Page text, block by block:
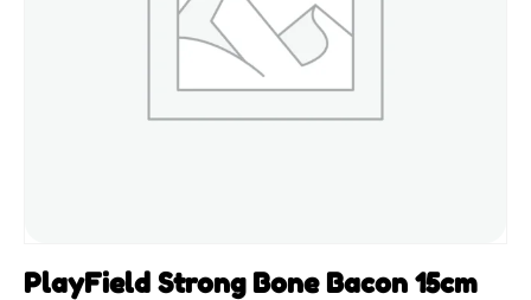
PlayField Strong Bone Bacon 15cm